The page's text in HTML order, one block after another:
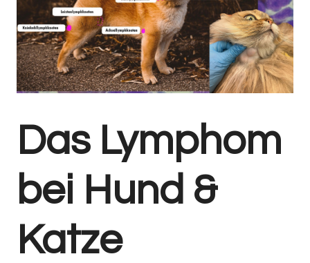
Das Lymphom
bei Hund &
Katze